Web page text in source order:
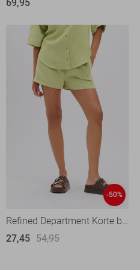
69,95
-50%
Refined Department Korte broek
27,45 54,95